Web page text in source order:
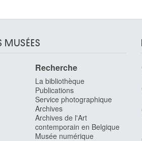
MUSÉES
Recherche
La bibliothèque
Publications
Service photographique
Archives
Archives de l'Art
contemporain en Belgique
Musée numérique